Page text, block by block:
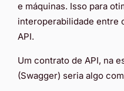
e máquinas. Isso para
interoperabilidade entre
API.
Um contrato de API, na
(Swagger) seria algo